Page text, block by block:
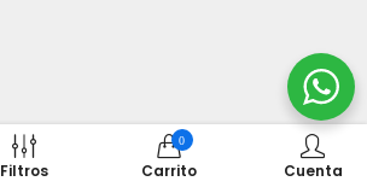
Filtros
0
Carrito Cuenta